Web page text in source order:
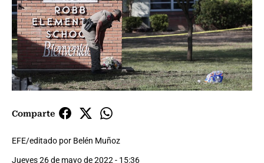
Comparte
EFE/editado por Belén Muñoz
Jueves 26 de mayo de 2022 - 15:36